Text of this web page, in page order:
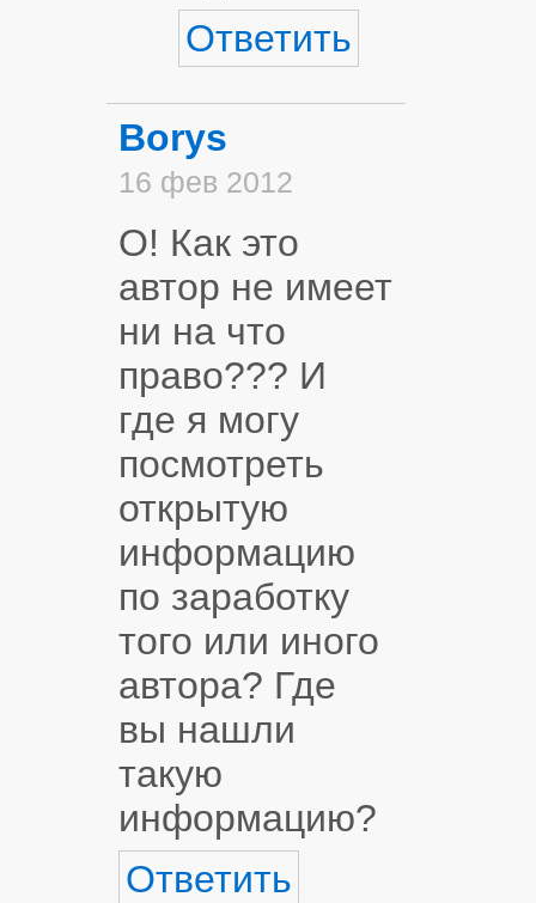
Ответить
Borys
16 фев 2012
О! Как это
автор не имеет
ни на что
право??? И
где я могу
посмотреть
открытую
информацию
по заработку
того или иного
автора? Где
вы нашли
такую
информацию?
Ответить